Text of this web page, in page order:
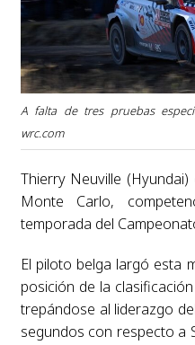
A falta de tres pruebas
wrc.com
Thierry Neuville
Monte Carlo,
temporada del
El piloto belga largó esta
posición de la
trepándose al liderazgo
segundos con respecto a